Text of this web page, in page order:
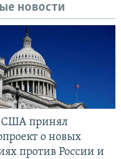
новости
США принял
о новых
против России и